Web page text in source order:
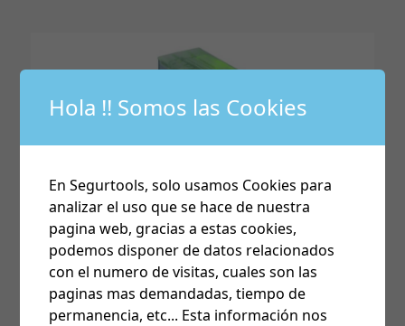
Hola !! Somos las Cookies
En Segurtools, solo usamos Cookies para
analizar el uso que se hace de nuestra
pagina web, gracias a estas cookies,
podemos disponer de datos relacionados
con el numero de visitas, cuales son las
paginas mas demandadas, tiempo de
permanencia, etc... Esta información nos